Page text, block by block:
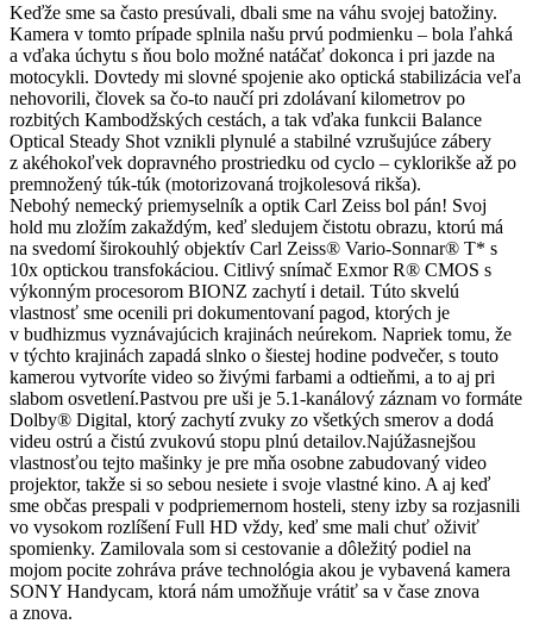
Keďže sme sa často presúvali, dbali sme na váhu svojej batožiny.
Kamera v tomto prípade splnila našu prvú podmienku – bola ľahká
a vďaka úchytu s ňou bolo možné natáčať dokonca i pri jazde na
motocykli. Dovtedy mi slovné spojenie ako optická stabilizácia veľa
nehovorili, človek sa čo-to naučí pri zdolávaní kilometrov po
rozbitých Kambodžských cestách, a tak vďaka funkcii Balance
Optical Steady Shot vznikli plynulé a stabilné vzrušujúce zábery
z akéhokoľvek dopravného prostriedku od cyclo – cyklorikše až po
premnožený túk-túk (motorizovaná trojkolesová rikša).
Nebohý nemecký priemyselník a optik Carl Zeiss bol pán! Svoj
hold mu zložím zakaždým, keď sledujem čistotu obrazu, ktorú má
na svedomí širokouhlý objektív Carl Zeiss® Vario-Sonnar® T* s
10x optickou transfokáciou. Citlivý snímač Exmor R® CMOS s
výkonným procesorom BIONZ zachytí i detail. Túto skvelú
vlastnosť sme ocenili pri dokumentovaní pagod, ktorých je
v budhizmus vyznávajúcich krajinách neúrekom. Napriek tomu, že
v týchto krajinách zapadá slnko o šiestej hodine podvečer, s touto
kamerou vytvoríte video so živými farbami a odtieňmi, a to aj pri
slabom osvetlení.Pastvou pre uši je 5.1-kanálový záznam vo formáte
Dolby® Digital, ktorý zachytí zvuky zo všetkých smerov a dodá
videu ostrú a čistú zvukovú stopu plnú detailov.Najúžasnejšou
vlastnosťou tejto mašinky je pre mňa osobne zabudovaný video
projektor, takže si so sebou nesiete i svoje vlastné kino. A aj keď
sme občas prespali v podpriemernom hosteli, steny izby sa rozjasnili
vo vysokom rozlíšení Full HD vždy, keď sme mali chuť oživiť
spomienky. Zamilovala som si cestovanie a dôležitý podiel na
mojom pocite zohráva práve technológia akou je vybavená kamera
SONY Handycam, ktorá nám umožňuje vrátiť sa v čase znova
a znova.